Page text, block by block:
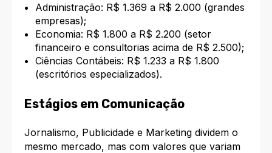
Administração: R$ 1.369 a R$ 2.000 (grandes
empresas);
Economia: R$ 1.800 a R$ 2.200 (setor
financeiro e consultorias acima de R$ 2.500);
Ciências Contábeis: R$ 1.233 a R$ 1.800
(escritórios especializados).
Estágios em Comunicação
Jornalismo, Publicidade e Marketing dividem o
mesmo mercado, mas com valores que variam